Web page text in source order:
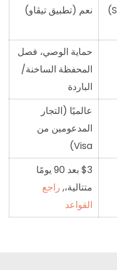
نعم (تطبيق تيڤاو)
حماية الوصي، فصل
المحفظة الساخنة/
الباردة
عالميًا (التجار
المدعومين من
Visa)
$3 بعد 90 يومًا
متتالية،, راجع
القواعد